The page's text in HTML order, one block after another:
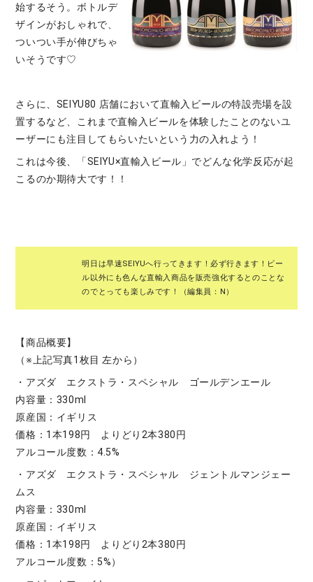
始するそう。ボトルデ
ザインがおしゃれで、
ついつい手が伸びちゃ
いそうです♡
さらに、SEIYU80 店舗において直輸入ビールの特設売場を設
置するなど、これまで直輸入ビールを体験したことのないユ
ーザーにも注目してもらいたいという力の入れよう！
これは今後、「SEIYU×直輸入ビール」でどんな化学反応が起
こるのか期待大です！！
明日は早速SEIYUへ行ってきます！必ず行きます！ビー
ル以外にも色んな直輸入商品を販売強化するとのことな
のでとっても楽しみです！（編集員：N）
【商品概要】
（※上記写真1枚目 左から）
・アズダ エクストラ・スペシャル ゴールデンエール
内容量：330ml
原産国：イギリス
価格：1本198円 よりどり2本380円
アルコール度数：4.5%
・アズダ エクストラ・スペシャル ジェントルマンジェー
ムス
内容量：330ml
原産国：イギリス
価格：1本198円 よりどり2本380円
アルコール度数：5%）